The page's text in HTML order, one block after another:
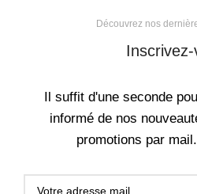
Découvrez nos
Il suffit d'une seconde
informé de nos
promotions par mail.